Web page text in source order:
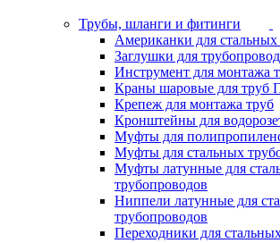
Трубы, шланги и фитинги
Американки для стальных
Заглушки для
Инструмент для монтажа
Краны шаровые для
Крепеж для монтажа труб
Кронштейны для
Муфты для
Муфты для стальных
Муфты латунные для
трубопроводов
Ниппели латунные для
трубопроводов
Переходники для